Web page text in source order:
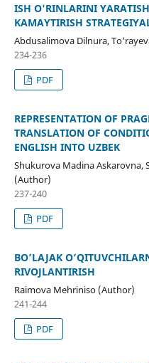
ISH O'RINLARINI
KAMAYTIRISH
Abdusalimova Dilnura,
234-236
PDF
REPRESENTATION OF
TRANSLATION OF
ENGLISH INTO UZBEK
Shukurova Madina Askarovna,
(Author)
237-240
PDF
BО’LAJAK
RIVOJLANTIRISH
Raimova Mehriniso (Author)
241-244
PDF